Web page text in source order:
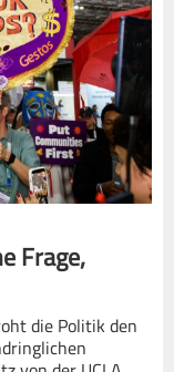
Frage,
die Politik den